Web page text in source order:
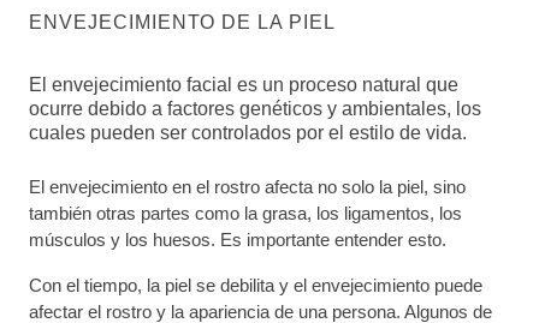
ENVEJECIMIENTO DE LA PIEL
El envejecimiento facial es un proceso natural que
ocurre debido a factores genéticos y ambientales, los
cuales pueden ser controlados por el estilo de vida.
El envejecimiento en el rostro afecta no solo la piel, sino
también otras partes como la grasa, los ligamentos, los
músculos y los huesos. Es importante entender esto.
Con el tiempo, la piel se debilita y el envejecimiento puede
afectar el rostro y la apariencia de una persona. Algunos de